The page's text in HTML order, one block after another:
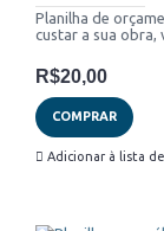
Planilha de
custar a sua obra,
R$20,00
COMPRAR
Adicionar à lista